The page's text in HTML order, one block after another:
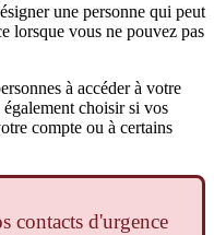
ésigner une personne qui peut
lorsque vous ne pouvez pas
à accéder à votre
également choisir si vos
compte ou à certains
contacts d'urgence